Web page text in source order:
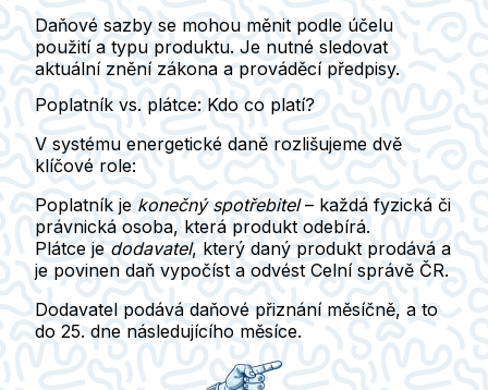
Daňové sazby se mohou měnit podle účelu
použití a typu produktu. Je nutné sledovat
aktuální znění zákona a prováděcí předpisy.
Poplatník vs. plátce: Kdo co platí?
V systému energetické daně rozlišujeme dvě
klíčové role:
Poplatník je konečný spotřebitel– každá fyzická či
právnická osoba, která produkt odebírá.
Plátce je dodavatel, který daný produkt prodává a
je povinen daň vypočíst a odvést Celní správě ČR.
Dodavatel podává daňové přiznání měsíčně, a to
do 25. dne následujícího měsíce.